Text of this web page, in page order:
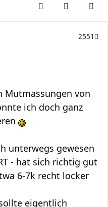
2551
Mutmassungen von
ich doch ganz
unterwegs gewesen
- hat sich richtig gut
6-7k recht locker
eigentlich